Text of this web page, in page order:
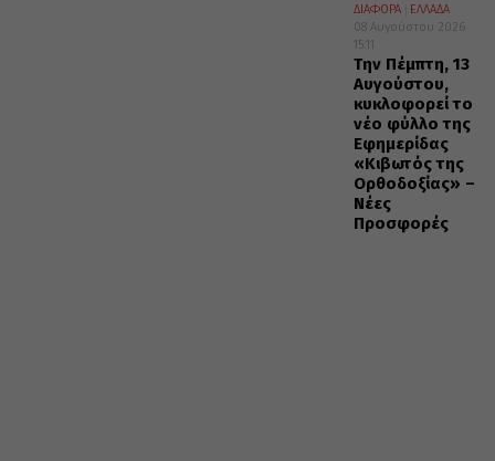
ΔΙΑΦΟΡΑ
ΕΛΛΑΔΑ
08 Αυγούστου 2026
15:11
Την Πέμπτη, 13
Αυγούστου,
κυκλοφορεί το
νέο φύλλο της
Εφημερίδας
«Κιβωτός της
Ορθοδοξίας» –
Νέες
Προσφορές